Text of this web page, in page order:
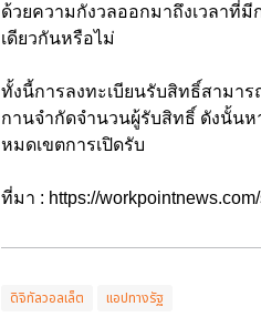
ด้วยความกังวลออกมาถึงเวลาที่
เดียวกันหรือไม่
ทั้งนี้การลงทะเบียนรับสิทธิ์สามา
กานจำกัดจำนวนผู้รับสิทธิ์ ดังนั้นห
หมดเขตการเปิดรับ
ที่มา : https://
ดิจิทัลวอลเล็ต แอปทางรัฐ